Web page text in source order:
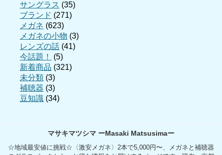
サングラス (35)
ブランド (271)
メガネ (623)
メガネの小物 (3)
レンズの話 (41)
今話題！
(5)
新着商品 (321)
未分類 (3)
補聴器 (3)
豆知識 (34)
マサキマツシマ ーMasaki Matsusimaー
☆地域最安値に挑戦☆〈激安メガネ〉2本で5,000円〜、メガネと補聴器